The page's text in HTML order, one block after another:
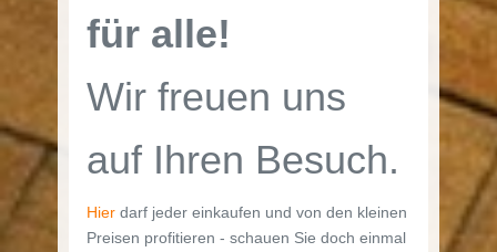
für alle!
Wir freuen uns
auf Ihren Besuch.
Hier darf jeder einkaufen und von den kleinen
Preisen profitieren - schauen Sie doch einmal